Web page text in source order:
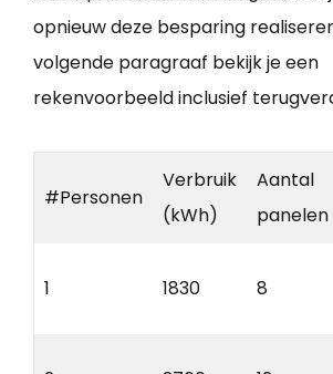
opnieuw deze besparing
volgende paragraaf bekijk je een
rekenvoorbeeld inclusief
#Personen
Verbruik
(kWh)
Aantal
panelen
1 1830 8